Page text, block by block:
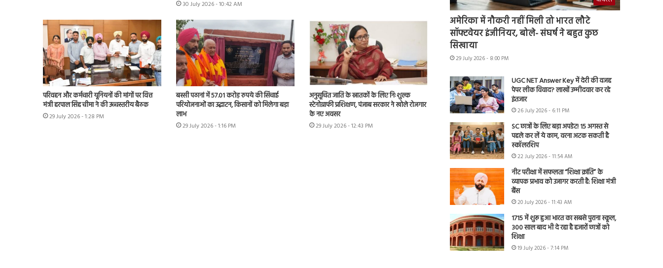
30 July 2026 - 10:42 AM
परिवहन और कर्मचारी यूनियनों की मांगों पर वित्त
मंत्री हरपाल सिंह चीमा ने की उच्चस्तरीय बैठक
29 July 2026 - 1:28 PM
बस्सी पठानां में 57.01 करोड़ रुपये की सिंचाई
परियोजनाओं का उद्घाटन, किसानों को मिलेगा बड़ा
लाभ
29 July 2026 - 1:16 PM
अनुसूचित जाति के स्नातकों के लिए निःशुल्क
स्टेनोग्राफी प्रशिक्षण, पंजाब सरकार ने खोले रोजगार
के नए अवसर
29 July 2026 - 12:43 PM
अमेरिका में नौकरी नहीं मिली तो भारत लौटे
सॉफ्टवेयर इंजीनियर, बोले- संघर्ष ने बहुत कुछ
सिखाया
29 July 2026 - 8:00 PM
UGC NET Answer Key में देरी की वजह
पेपर लीक विवाद? लाखों उम्मीदवार कर रहे
इंतजार
26 July 2026 - 6:11 PM
SC छात्रों के लिए बड़ा अपडेट! 15 अगस्त से
पहले कर लें ये काम, वरना अटक सकती है
स्कॉलरशिप
22 July 2026 - 11:54 AM
नीट परीक्षा में सफलता “शिक्षा क्रांति” के
व्यापक प्रभाव को उजागर करती है: शिक्षा मंत्री
बैंस
20 July 2026 - 11:43 AM
1715 में शुरू हुआ भारत का सबसे पुराना स्कूल,
300 साल बाद भी दे रहा है हजारों छात्रों को
शिक्षा
19 July 2026 - 7:14 PM